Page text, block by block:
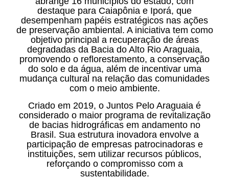
destaque para Caiapônia e Iporá, que
desempenham papéis estratégicos nas ações
de preservação ambiental. A iniciativa tem como
objetivo principal a recuperação de áreas
degradadas da Bacia do Alto Rio Araguaia,
promovendo o reflorestamento, a conservação
do solo e da água, além de incentivar uma
mudança cultural na relação das comunidades
com o meio ambiente.
Criado em 2019, o Juntos Pelo Araguaia é
considerado o maior programa de revitalização
de bacias hidrográficas em andamento no
Brasil. Sua estrutura inovadora envolve a
participação de empresas patrocinadoras e
instituições, sem utilizar recursos públicos,
reforçando o compromisso com a
sustentabilidade.